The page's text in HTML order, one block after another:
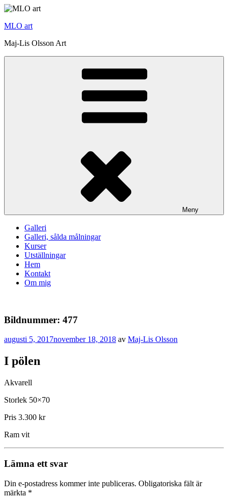
Hoppa
innehåll
MLO art
Maj-Lis Olsson Art
Meny
Galleri
Galleri, sålda målningar
Kurser
Utställningar
Hem
Kontakt
Om mig
Bildnummer: 477
Publicerat
augusti 5, 2017november 18, 2018 av Maj-Lis Olsson
I pölen
Akvarell
Storlek 50×70
Pris 3.300 kr
Ram vit
Lämna ett svar
Din e-postadress kommer inte publiceras. Obligatoriska fält är
märkta *